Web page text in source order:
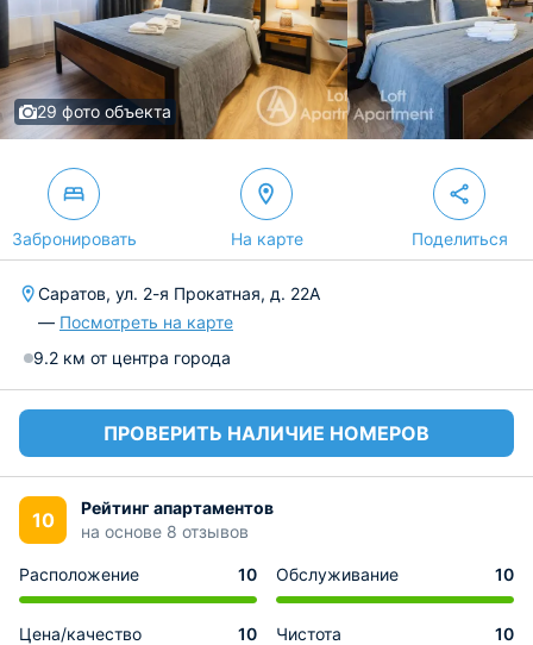
29 фото объекта
Забронировать На карте Поделиться
Саратов, ул. 2-я Прокатная, д. 22А
— Посмотреть на карте
9.2 км от центра города
ПРОВЕРИТЬ НАЛИЧИЕ НОМЕРОВ
10
Рейтинг апартаментов
на основе 8 отзывов
Расположение 10 Обслуживание 10
Цена/качество 10 Чистота 10